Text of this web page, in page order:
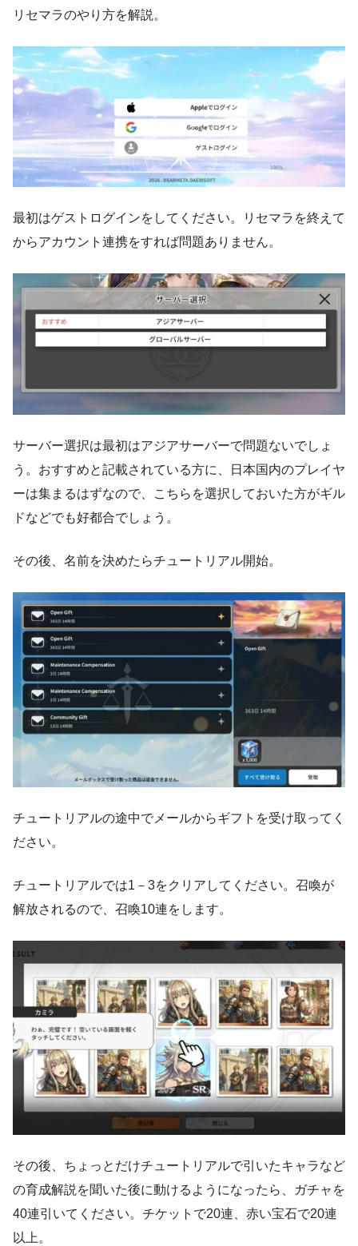
リセマラのやり方を解説。
最初はゲストログインをしてください。リセマラを終えて
からアカウント連携をすれば問題ありません。
サーバー選択は最初はアジアサーバーで問題ないでしょ
う。おすすめと記載されている方に、日本国内のプレイヤ
ーは集まるはずなので、こちらを選択しておいた方がギル
ドなどでも好都合でしょう。
その後、名前を決めたらチュートリアル開始。
チュートリアルの途中でメールからギフトを受け取ってく
ださい。
チュートリアルでは1－3をクリアしてください。召喚が
解放されるので、召喚10連をします。
その後、ちょっとだけチュートリアルで引いたキャラなど
の育成解説を聞いた後に動けるようになったら、ガチャを
40連引いてください。チケットで20連、赤い宝石で20連
以上。